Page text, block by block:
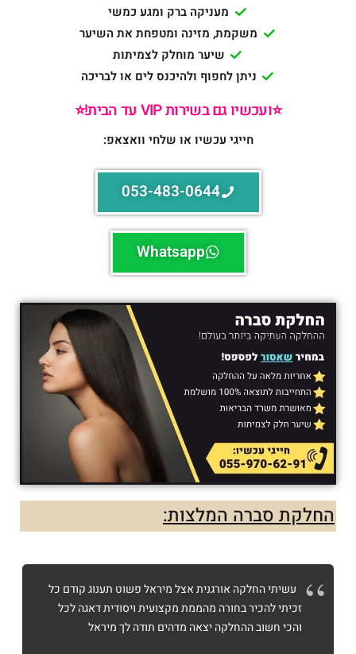
מעניקה ברק ומגע כמשי
משקמת, מזינה ומטפחת את השיער
שיער מוחלק לצמיתות
ניתן לחפוף ולהיכנס לים או לבריכה
⭐️ועכשיו גם בשירות VIP עד הבית!⭐️
חייגי עכשיו או שלחי וואצאפ:
053-483-0644
Whatsapp
החלקת סברה המלצות:
עשיתי החלקה אורגנית אצל מיראל פשוט תענוג קודם כל
זכיתי להכיר בחורה מהממת מקצועית ויסודית דאגה לכל
והכי חשוב ההחלקה יצאה מדהים תודה לך מיראל